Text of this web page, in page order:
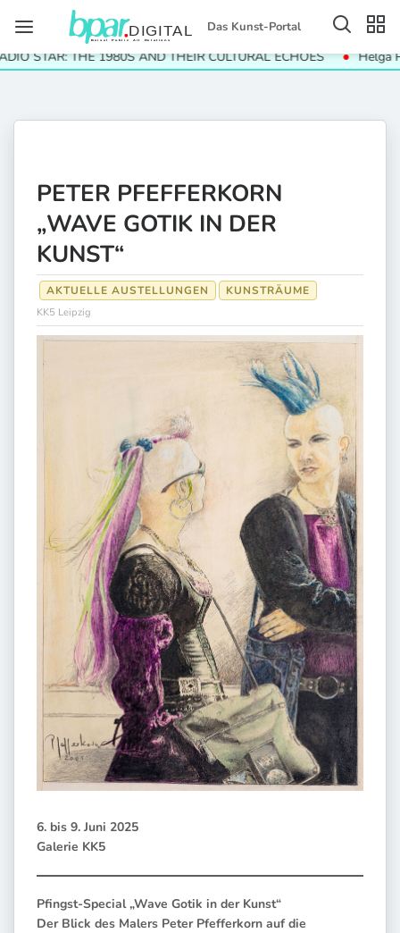
Das Kunst-Portal
THE 1980S AND THEIR CULTURAL ECHOES Helga Paris.
PETER PFEFFERKORN
„WAVE GOTIK IN DER
KUNST“
AKTUELLE AUSTELLUNGEN KUNSTRÄUME
KK5 Leipzig
6. bis 9. Juni 2025
Galerie KK5
Pfingst-Special „Wave Gotik in der Kunst“
Der Blick des Malers Peter Pfefferkorn auf die